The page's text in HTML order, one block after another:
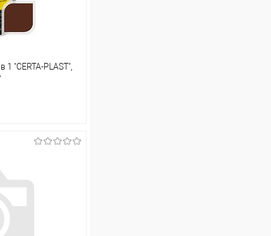
"CERTA-PLAST",
Сравнение
В наличии (11)